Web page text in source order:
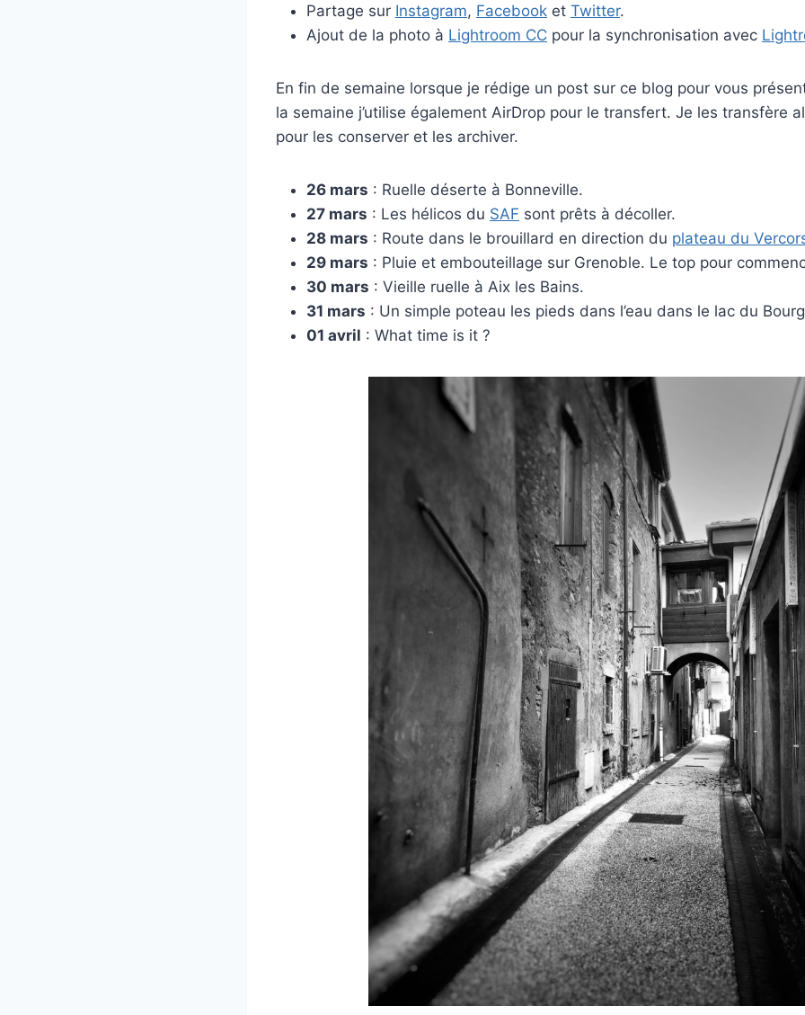
Partage sur Instagram, Facebook et Twitter.
Ajout de la photo à Lightroom CC pour la synchronisation avec
En fin de semaine lorsque je rédige un post sur ce blog pour vous
la semaine j’utilise également AirDrop pour le transfert. Je les transfère
pour les conserver et les archiver.
26 mars : Ruelle déserte à Bonneville.
27 mars : Les hélicos du SAF sont prêts à décoller.
28 mars : Route dans le brouillard en direction du plateau du
29 mars : Pluie et embouteillage sur Grenoble. Le top pour
30 mars : Vieille ruelle à Aix les Bains.
31 mars : Un simple poteau les pieds dans l’eau dans le lac du
01 avril : What time is it ?